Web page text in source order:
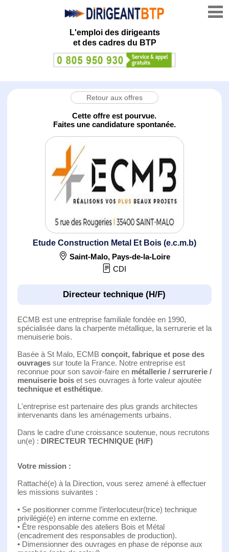
L'emploi des dirigeants
et des cadres du BTP
Retour aux offres
Cette offre est pourvue.
Faites une candidature spontanée.
Etude Construction Metal Et Bois (e.c.m.b)
Saint-Malo, Pays-de-la-Loire
CDI
Directeur technique (H/F)
ECMB est une entreprise familiale fondée en 1990,
spécialisée dans la charpente métallique, la serrurerie et la
menuiserie bois.
Basée à St Malo, ECMB conçoit, fabrique et pose des
ouvragessur toute la France. Notre entreprise est
reconnue pour son savoir-faire en métallerie / serrurerie /
menuiserie boiset ses ouvrages à forte valeur ajoutée
technique et esthétique.
L'entreprise est partenaire des plus grands architectes
intervenants dans les aménagements urbains.
Dans le cadre d’une croissance soutenue, nous recrutons
un(e) : DIRECTEUR TECHNIQUE (H/F)
Votre mission :
Rattaché(e) à la Direction, vous serez amené à effectuer
les missions suivantes :
• Se positionner comme l’interlocuteur(trice) technique
privilégié(e) en interne comme en externe.
• Être responsable des ateliers Bois et Métal
(encadrement des responsables de production).
• Dimensionner des ouvrages en phase de réponse aux